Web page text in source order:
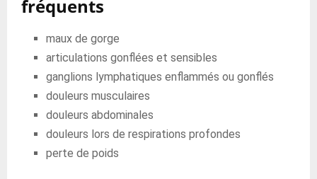
fréquents
maux de gorge
articulations gonflées et sensibles
ganglions lymphatiques enflammés ou gonflés
douleurs musculaires
douleurs abdominales
douleurs lors de respirations profondes
perte de poids